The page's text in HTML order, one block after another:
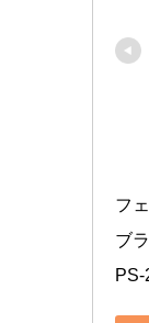
フ
ブ